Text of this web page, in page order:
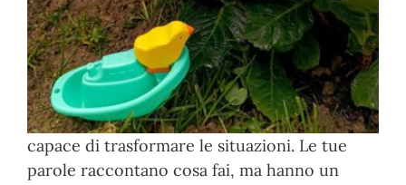
capace di trasformare le situazioni. Le tue
parole raccontano cosa fai, ma hanno un